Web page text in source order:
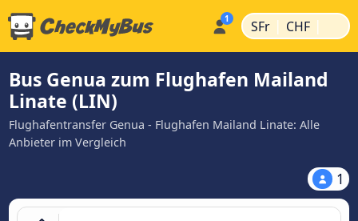
SFr | CHF |
Bus Genua zum Flughafen Mailand
Linate (LIN)
Flughafentransfer Genua - Flughafen Mailand Linate: Alle
Anbieter im Vergleich
1